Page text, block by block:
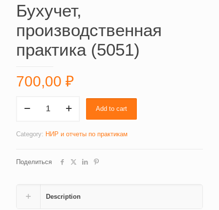
Бухучет,
производственная
практика (5051)
700,00 ₽
производственная
(5051)
Add to cart
Category: НИР и отчеты по практикам
Поделиться
Description